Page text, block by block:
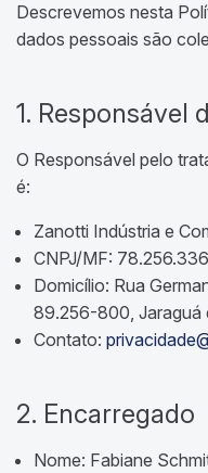
Descrevemos nesta
dados pessoais são
1. Responsável
O Responsável pelo
é:
Zanotti Indústria e
CNPJ/MF:
Domicílio: Rua
89.256-800, Jaraguá
Contato:
2. Encarregado
Nome: Fabiane